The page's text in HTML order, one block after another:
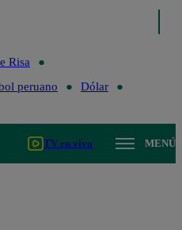
Risa
peruano
Dólar
TV en vivo MENÚ